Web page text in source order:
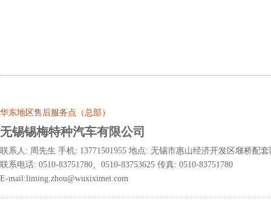
华东地区售后服务点（总部）
无锡锡梅特种汽车有限公司
联系人: 周先生 手机: 13771501955 地点: 无锡市惠山经济开发区堰桥配
联系电话: 0510-83751780、0510-83753625 传真: 0510-83751780
E-mail:liming.zhou@wuxiximei.com